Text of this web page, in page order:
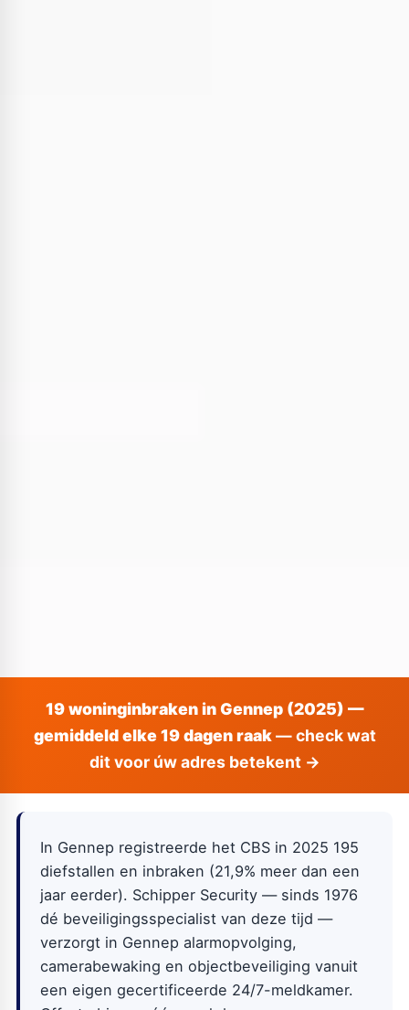
19 woninginbraken in Gennep (2025) —
gemiddeld elke 19 dagen raak— check wat
dit voor úw adres betekent →
In Gennep registreerde het CBS in 2025 195
diefstallen en inbraken (21,9% meer dan een
jaar eerder). Schipper Security — sinds 1976
dé beveiligingsspecialist van deze tijd —
verzorgt in Gennep alarmopvolging,
camerabewaking en objectbeveiliging vanuit
een eigen gecertificeerde 24/7-meldkamer.